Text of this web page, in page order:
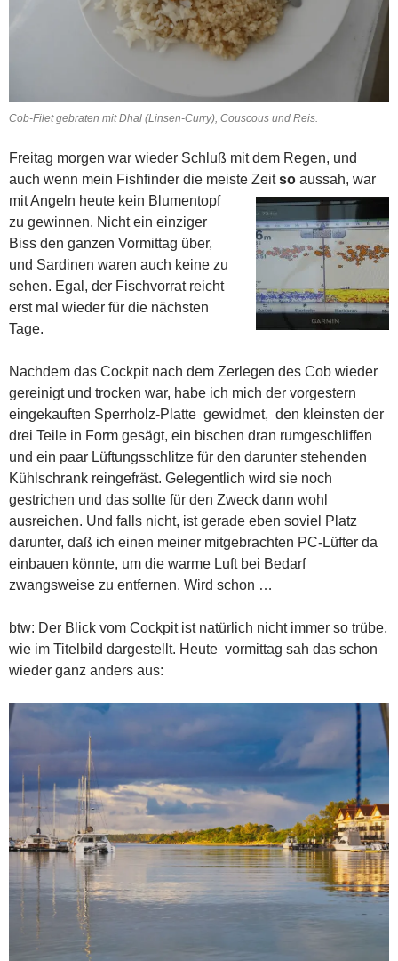
Cob-Filet gebraten mit Dhal (Linsen-Curry), Couscous und Reis.
Freitag morgen war wieder Schluß mit dem Regen, und
auch wenn mein Fishfinder die meiste Zeitso aussah, war
mit Angeln heute kein Blumentopf
zu gewinnen. Nicht ein einziger
Biss den ganzen Vormittag über,
und Sardinen waren auch keine zu
sehen. Egal, der Fischvorrat reicht
erst mal wieder für die nächsten
Tage.
Nachdem das Cockpit nach dem Zerlegen des Cob wieder
gereinigt und trocken war, habe ich mich der vorgestern
eingekauften Sperrholz-Platte gewidmet, den kleinsten der
drei Teile in Form gesägt, ein bischen dran rumgeschliffen
und ein paar Lüftungsschlitze für den darunter stehenden
Kühlschrank reingefräst. Gelegentlich wird sie noch
gestrichen und das sollte für den Zweck dann wohl
ausreichen. Und falls nicht, ist gerade eben soviel Platz
darunter, daß ich einen meiner mitgebrachten PC-Lüfter da
einbauen könnte, um die warme Luft bei Bedarf
zwangsweise zu entfernen. Wird schon …
btw: Der Blick vom Cockpit ist natürlich nicht immer so trübe,
wie im Titelbild dargestellt. Heute vormittag sah das schon
wieder ganz anders aus: